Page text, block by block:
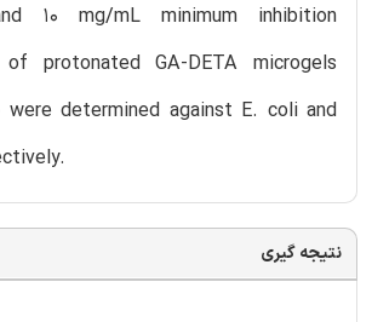
10 mg/mL minimum inhibition
of protonated GA-DETA microgels
were determined against E. coli and
نتیجه گیری